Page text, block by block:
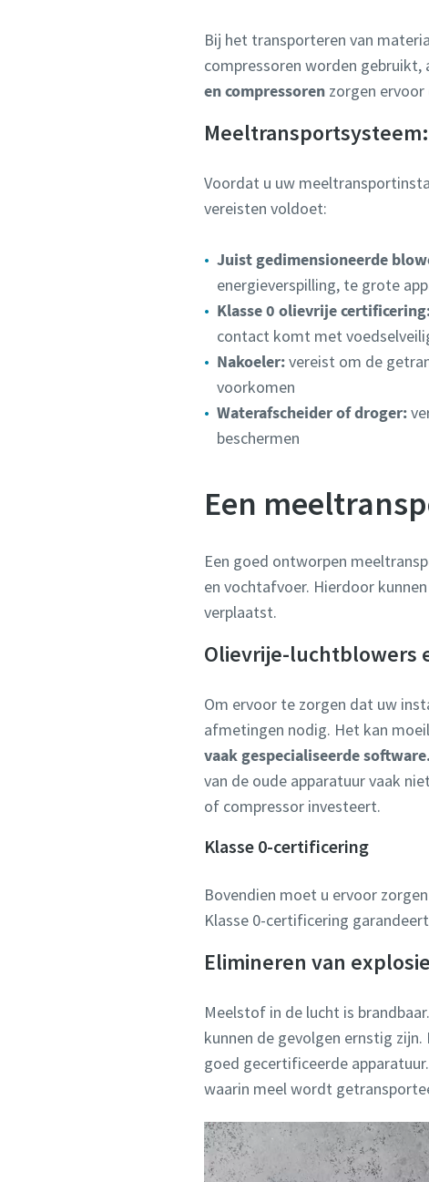
Bij het transporteren van
compressoren worden
en compressoren zorgen
Voordat u uw
vereisten voldoet:
Juist gedimensioneerde
energieverspilling, te grote
Klasse 0 olievrije
contact komt met
Nakoeler:vereist om de
voorkomen
Waterafscheider of droger:
beschermen
Een
Een goed ontworpen
en vochtafvoer. Hierdoor
verplaatst.
Olievrije-luchtblowers
Om ervoor te zorgen dat uw
afmetingen nodig. Het kan
vaak gespecialiseerde
van de oude apparatuur vaak
of compressor investeert.
Klasse 0-certificering
Bovendien moet u ervoor
Klasse 0-certificering
Elimineren van
Meelstof in de lucht is
kunnen de gevolgen ernstig
goed gecertificeerde
waarin meel wordt